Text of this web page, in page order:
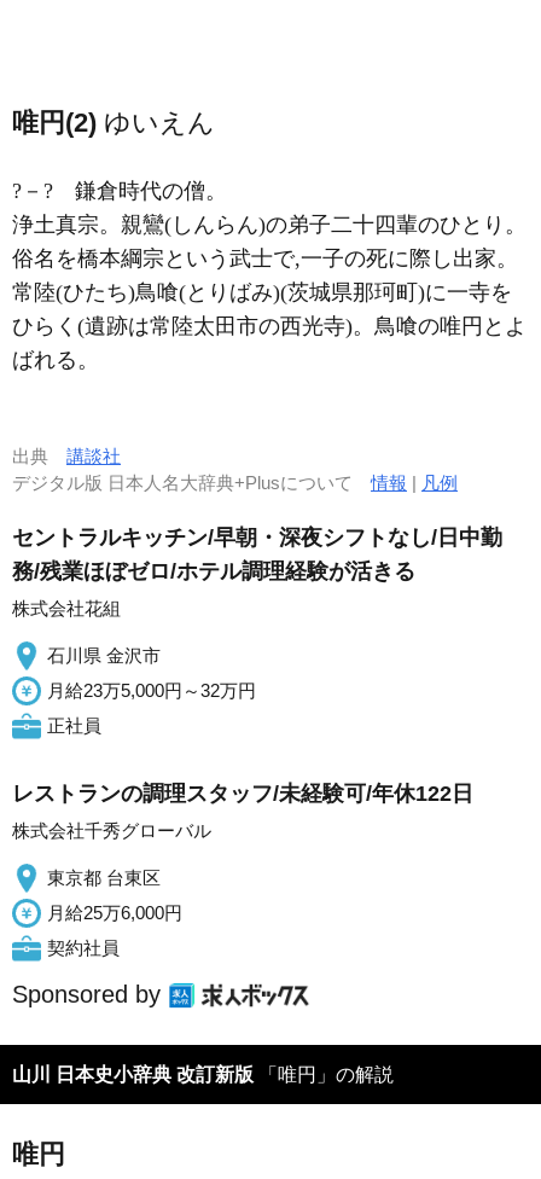
唯円(2) ゆいえん
?－? 鎌倉時代の僧。
浄土真宗。親鸞(しんらん)の弟子二十四輩のひとり。
俗名を橋本綱宗という武士で,一子の死に際し出家。
常陸(ひたち)鳥喰(とりばみ)(茨城県那珂町)に一寺を
ひらく(遺跡は常陸太田市の西光寺)。鳥喰の唯円とよ
ばれる。
出典 講談社
デジタル版 日本人名大辞典+Plusについて情報 | 凡例
セントラルキッチン/早朝・深夜シフトなし/日中勤
務/残業ほぼゼロ/ホテル調理経験が活きる
株式会社花組
石川県 金沢市
月給23万5,000円～32万円
正社員
レストランの調理スタッフ/未経験可/年休122日
株式会社千秀グローバル
東京都 台東区
月給25万6,000円
契約社員
Sponsored by
山川 日本史小辞典 改訂新版 「唯円」の解説
唯円